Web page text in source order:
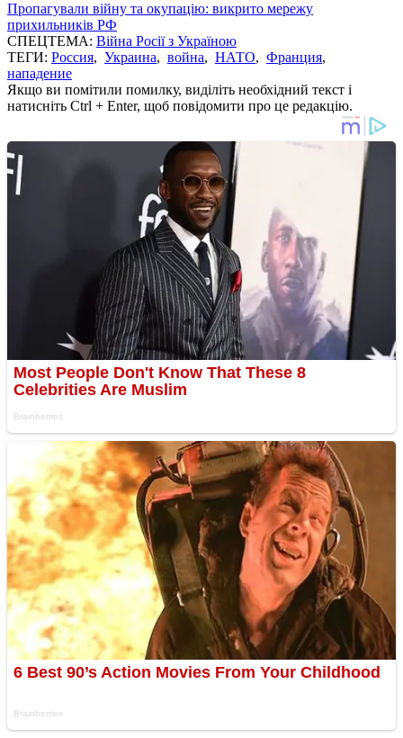
Пропагували війну та окупацію: викрито мережу
прихильників РФ
СПЕЦТЕМА: Війна Росії з Україною
ТЕГИ: Россия, Украина, война, НАТО, Франция,
нападение
Якщо ви помітили помилку, виділіть необхідний текст і
натисніть Ctrl + Enter, щоб повідомити про це редакцію.